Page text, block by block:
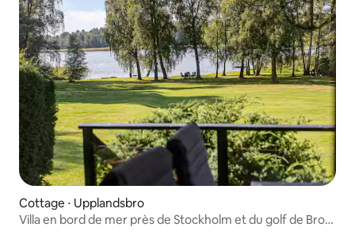
Cottage ⋅ Upplandsbro
Villa en bord de mer près de Stockholm et du golf de Bro